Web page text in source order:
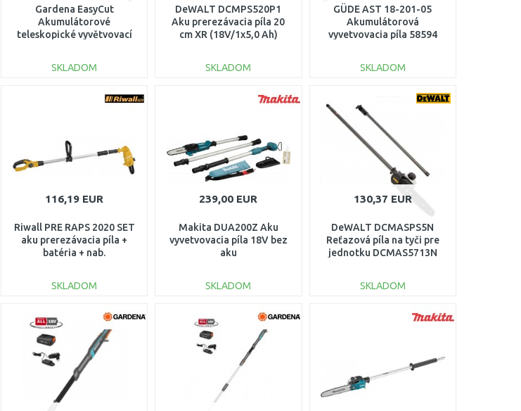
Gardena EasyCut
Akumulátorové
teleskopické vyvětvovací
SKLADOM
DO KOŠÍKA
DeWALT DCMPS520P1
Aku prerezávacia píla 20
cm XR (18V/1x5,0 Ah)
SKLADOM
DO KOŠÍKA
GÜDE AST 18-201-05
Akumulátorová
vyvetvovacia píla 58594
SKLADOM
DO KOŠÍKA
Porovnať
116,19 EUR
Riwall PRE RAPS 2020 SET
aku prerezávacia píla +
batéria + nab.
SKLADOM
DO KOŠÍKA
Porovnať
239,00 EUR
Makita DUA200Z Aku
vyvetvovacia píla 18V bez
aku
SKLADOM
DO KOŠÍKA
130,37 EUR
DeWALT DCMASPS5N
Reťazová píla na tyči pre
jednotku DCMAS5713N
SKLADOM
DO KOŠÍKA